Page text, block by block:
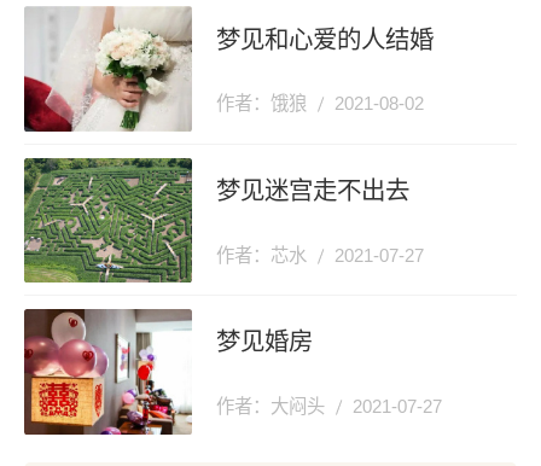
梦见和心爱的人结婚
作者：饿狼 2021-08-02
梦见迷宫走不出去
作者：芯水 2021-07-27
梦见婚房
作者：大闷头 2021-07-27